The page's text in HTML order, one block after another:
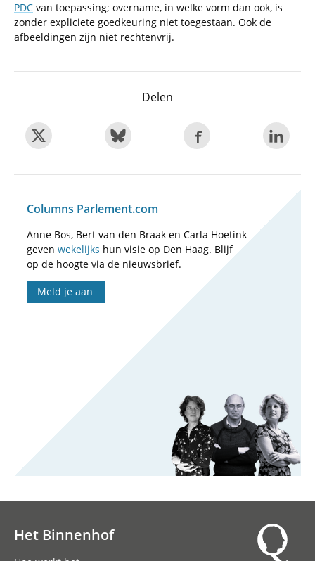
PDC van toepassing; overname, in welke vorm dan ook, is
zonder expliciete goedkeuring niet toegestaan. Ook de
afbeeldingen zijn niet rechtenvrij.
Delen
Columns Parlement.com
Anne Bos, Bert van den Braak en Carla Hoetink
geven wekelijks hun visie op Den Haag. Blijf
op de hoogte via de nieuwsbrief.
Meld je aan
Het Binnenhof